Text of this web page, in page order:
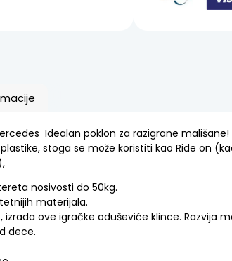
Idealan poklon za razigrane mališane!
stoga se može koristiti kao Ride on
nosivosti do 50kg.
materijala.
izrada ove igračke oduševiće klince. Razvija
dece.